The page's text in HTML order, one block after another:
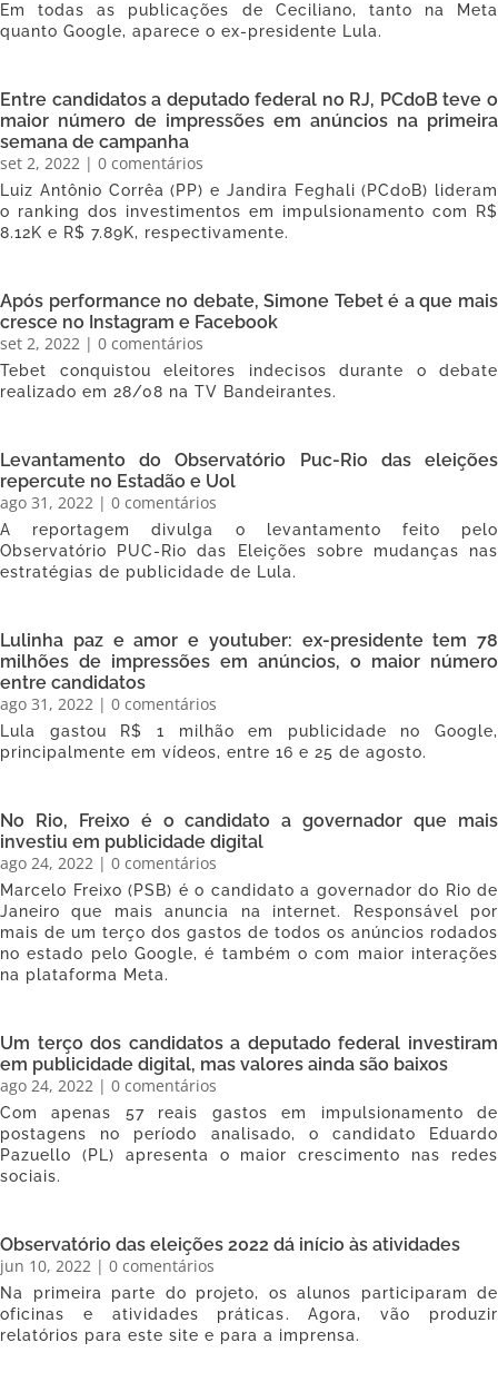
Em todas as publicações de Ceciliano, tanto na Meta
quanto Google, aparece o ex-presidente Lula.
Entre candidatos a deputado federal no RJ, PCdoB teve o
maior número de impressões em anúncios na primeira
semana de campanha
set 2, 2022 | 0 comentários
Luiz Antônio Corrêa (PP) e Jandira Feghali (PCdoB) lideram
o ranking dos investimentos em impulsionamento com R$
8.12K e R$ 7.89K, respectivamente.
Após performance no debate, Simone Tebet é a que mais
cresce no Instagram e Facebook
set 2, 2022 | 0 comentários
Tebet conquistou eleitores indecisos durante o debate
realizado em 28/08 na TV Bandeirantes.
Levantamento do Observatório Puc-Rio das eleições
repercute no Estadão e Uol
ago 31, 2022 | 0 comentários
A reportagem divulga o levantamento feito pelo
Observatório PUC-Rio das Eleições sobre mudanças nas
estratégias de publicidade de Lula.
Lulinha paz e amor e youtuber: ex-presidente tem 78
milhões de impressões em anúncios, o maior número
entre candidatos
ago 31, 2022 | 0 comentários
Lula gastou R$ 1 milhão em publicidade no Google,
principalmente em vídeos, entre 16 e 25 de agosto.
No Rio, Freixo é o candidato a governador que mais
investiu em publicidade digital
ago 24, 2022 | 0 comentários
Marcelo Freixo (PSB) é o candidato a governador do Rio de
Janeiro que mais anuncia na internet. Responsável por
mais de um terço dos gastos de todos os anúncios rodados
no estado pelo Google, é também o com maior interações
na plataforma Meta.
Um terço dos candidatos a deputado federal investiram
em publicidade digital, mas valores ainda são baixos
ago 24, 2022 | 0 comentários
Com apenas 57 reais gastos em impulsionamento de
postagens no período analisado, o candidato Eduardo
Pazuello (PL) apresenta o maior crescimento nas redes
sociais.
Observatório das eleições 2022 dá início às atividades
jun 10, 2022 | 0 comentários
Na primeira parte do projeto, os alunos participaram de
oficinas e atividades práticas. Agora, vão produzir
relatórios para este site e para a imprensa.